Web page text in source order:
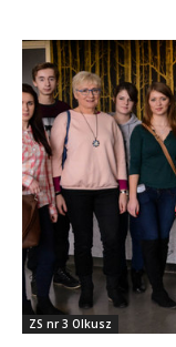
ZS nr 3 Olkusz